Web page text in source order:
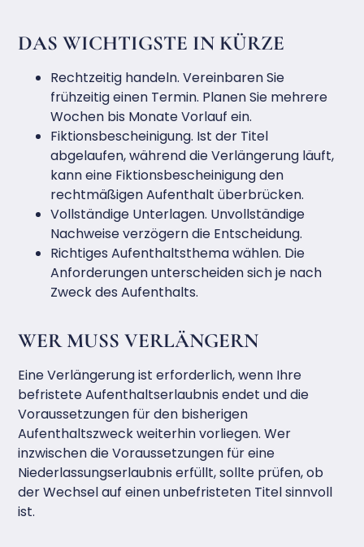
DAS WICHTIGSTE IN KÜRZE
Rechtzeitig handeln. Vereinbaren Sie
frühzeitig einen Termin. Planen Sie mehrere
Wochen bis Monate Vorlauf ein.
Fiktionsbescheinigung. Ist der Titel
abgelaufen, während die Verlängerung läuft,
kann eine Fiktionsbescheinigung den
rechtmäßigen Aufenthalt überbrücken.
Vollständige Unterlagen. Unvollständige
Nachweise verzögern die Entscheidung.
Richtiges Aufenthaltsthema wählen. Die
Anforderungen unterscheiden sich je nach
Zweck des Aufenthalts.
WER MUSS VERLÄNGERN
Eine Verlängerung ist erforderlich, wenn Ihre
befristete Aufenthaltserlaubnis endet und die
Voraussetzungen für den bisherigen
Aufenthaltszweck weiterhin vorliegen. Wer
inzwischen die Voraussetzungen für eine
Niederlassungserlaubnis erfüllt, sollte prüfen, ob
der Wechsel auf einen unbefristeten Titel sinnvoll
ist.